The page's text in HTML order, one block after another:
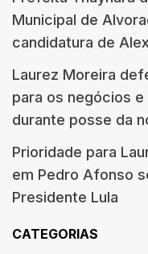
Municipal de
candidatura de
Laurez Moreira
para os negócios
durante posse da
Prioridade para
em Pedro Afonso
Presidente Lula
CATEGORIAS